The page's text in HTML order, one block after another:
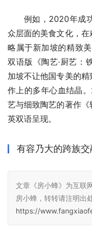
例如，2020年成
众层面的美食文化，
略属于新加坡的精致
双语版《陶艺·厨艺：
加坡不让他国专美的
作上的多年心血结晶
艺与细致陶艺的著作
英双语呈现。
有容乃大的跨族交
文章《房小蜂》为互联
房小蜂，转转请注明出
https://